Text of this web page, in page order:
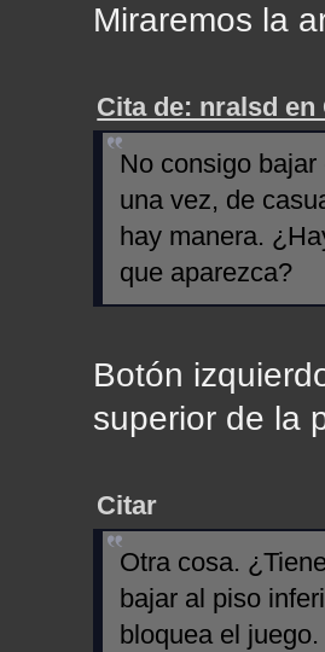
Miraremos la
Cita de: nralsd en
No consigo
una vez, de
hay manera.
que aparezca?
Botón
superior de la
Citar
Otra cosa.
bajar al piso
bloquea el